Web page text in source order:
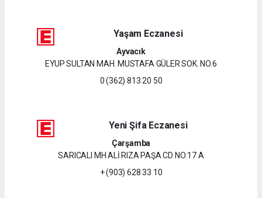
Yaşam Eczanesi
Ayvacık
EYUP SULTAN MAH. MUSTAFA GÜLER SOK. NO.6
0 (362) 813 20 50
Yeni Şifa Eczanesi
Çarşamba
SARICALI MH ALİ RIZA PAŞA CD NO:17 A
+ (903) 628 33 10